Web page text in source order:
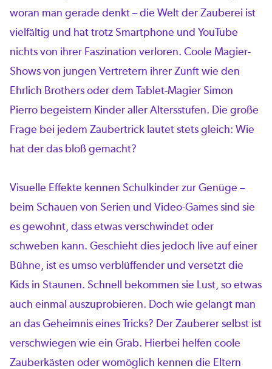
woran man gerade denkt – die Welt der Zauberei ist
vielfältig und hat trotz Smartphone und YouTube
nichts von ihrer Faszination verloren. Coole Magier-
Shows von jungen Vertretern ihrer Zunft wie den
Ehrlich Brothers oder dem Tablet-Magier Simon
Pierro begeistern Kinder aller Altersstufen. Die große
Frage bei jedem Zaubertrick lautet stets gleich: Wie
hat der das bloß gemacht?
Visuelle Effekte kennen Schulkinder zur Genüge –
beim Schauen von Serien und Video-Games sind sie
es gewohnt, dass etwas verschwindet oder
schweben kann. Geschieht dies jedoch live auf einer
Bühne, ist es umso verblüffender und versetzt die
Kids in Staunen. Schnell bekommen sie Lust, so etwas
auch einmal auszuprobieren. Doch wie gelangt man
an das Geheimnis eines Tricks? Der Zauberer selbst ist
verschwiegen wie ein Grab. Hierbei helfen coole
Zauberkästen oder womöglich kennen die Eltern